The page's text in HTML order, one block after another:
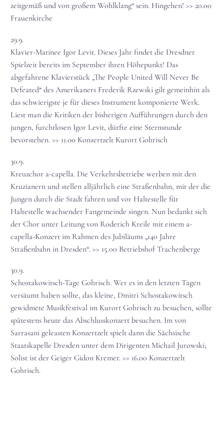
zeitgemäß und von großem Wohlklang“ sein. Hingehen! >> 20.00
Frauenkirche
29.9.
Klavier-Matinee Igor Levit. Dieses Jahr findet die Dresdner
Spielzeit bereits im September ihren Höhepunkt! Das
abgefahrene Klavierstück „The People United Will Never Be
Defeated“ des Amerikaners Frederik Rzewski gilt gemeinhin als
das schwierigste je für dieses Instrument komponierte Werk.
Liest man die Kritiken der bisherigen Aufführungen durch den
jungen, furchtlosen Igor Levit, dürfte eine Sternstunde
bevorstehen. >> 11.00 Konzertzelt Kurort Gohrisch
30.9.
Kreuzchor a-capella. Die Verkehrsbetriebe werben mit den
Kruzianern und stellen alljährlich eine Straßenbahn, mit der die
Jungen durch die Stadt fahren und vor Haltestelle für
Haltestelle wachsender Fangemeinde singen. Nun bedankt sich
der Chor unter Leitung von Roderich Kreile mit einem a-
capella-Konzert im Rahmen des Jubiläums „140 Jahre
Straßenbahn in Dresden“. >> 15.00 Betriebshof Trachenberge
30.9.
Schostakowitsch-Tage Gohrisch. Wer es in den letzten Tagen
versäumt haben sollte, das kleine, Dmitri Schostakowitsch
gewidmete Musikfestival im Kurort Gohrisch zu besuchen, sollte
spätestens heute das Abschlusskonzert besuchen. Im von
Sarrasani geleasten Konzertzelt spielt dann die Sächsische
Staatskapelle Dresden unter dem Dirigenten Michail Jurowski;
Solist ist der Geiger Gidon Kremer. >> 16.00 Konzertzelt
Gohrisch.